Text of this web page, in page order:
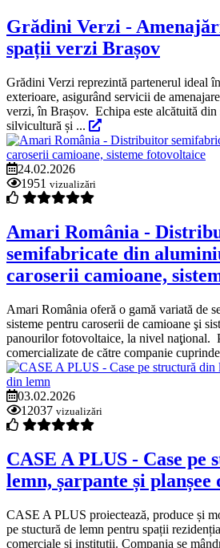
Grădini Verzi -
spații verzi Brașov
Grădini Verzi reprezintă partenerul ideal
exterioare, asigurând servicii de
verzi, în Brașov. Echipa este alcătuită
silvicultură și ...
24.02.2026
1951 vizualizări
Amari România -
semifabricate din
caroserii camioane,
Amari România oferă o gamă variată de
sisteme pentru caroserii de camioane şi
panourilor fotovoltaice, la nivel naţional.
comercializate de către companie
03.02.2026
12037 vizualizări
CASE A PLUS - Case pe
lemn, șarpante și planșee
CASE A PLUS proiectează, produce și
pe stuctură de lemn pentru spații
comerciale și instituții. Compania se